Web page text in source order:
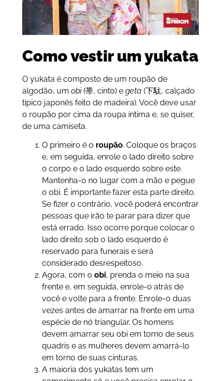
Como vestir um yukata
O yukata é composto de um roupão de
algodão, um obi(帯, cinto) e geta (下駄, calçado
típico japonês feito de madeira). Você deve usar
o roupão por cima da roupa íntima e, se quiser,
de uma camiseta.
O primeiro é o roupão. Coloque os braços
e, em seguida, enrole o lado direito sobre
o corpo e o lado esquerdo sobre este.
Mantenha-o no lugar com a mão e pegue
o obi. É importante fazer esta parte direito.
Se fizer o contrário, você poderá encontrar
pessoas que irão te parar para dizer que
está errado. Isso ocorre porque colocar o
lado direito sob o lado esquerdo é
reservado para funerais e será
considerado desrespeitoso.
Agora, com o obi, prenda o meio na sua
frente e, em seguida, enrole-o atrás de
você e volte para a frente. Enrole-o duas
vezes antes de amarrar na frente em uma
espécie de nó triangular. Os homens
devem amarrar seu obi em torno de seus
quadris e as mulheres devem amarrá-lo
em torno de suas cinturas.
A maioria dos yukatas tem um